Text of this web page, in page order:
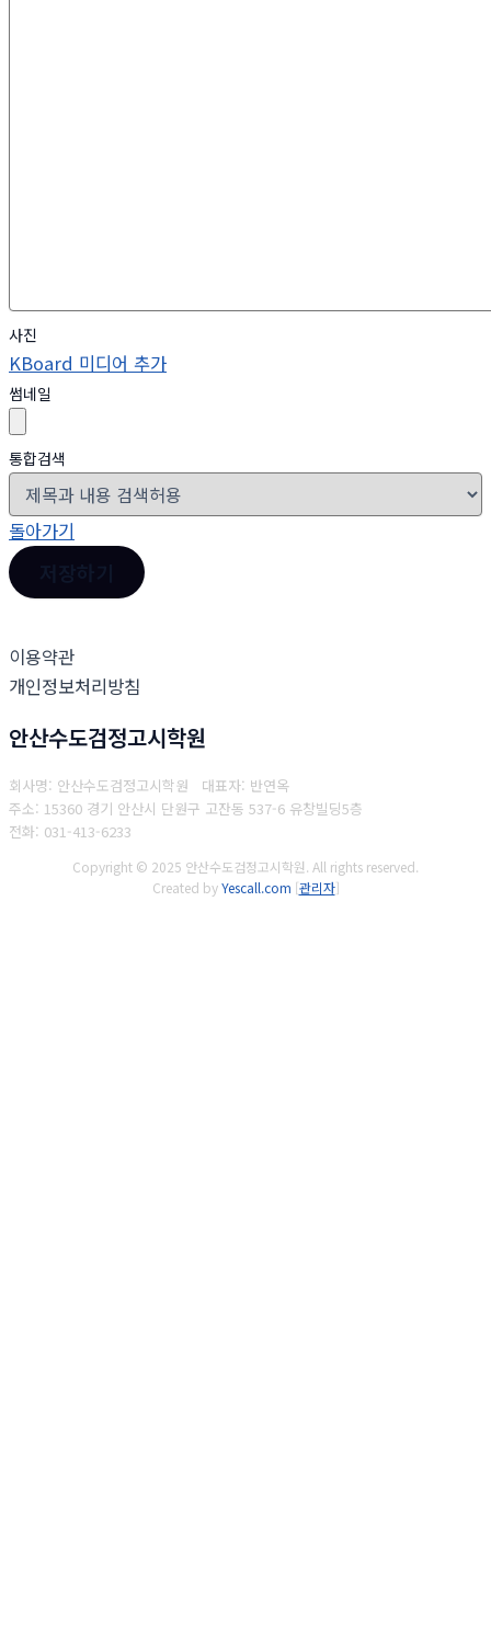
사진
KBoard 미디어 추가
썸네일
통합검색
돌아가기
이용약관
개인정보처리방침
안산수도검정고시학원
회사명: 안산수도검정고시학원 대표자: 반연옥
주소: 15360 경기 안산시 단원구 고잔동 537-6 유창빌딩5층
전화: 031-413-6233
Copyright © 2025 안산수도검정고시학원. All rights reserved.
Created byYescall.com [관리자]